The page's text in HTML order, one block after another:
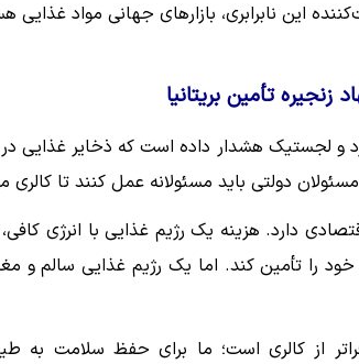
این نابرابری، بازارهای جهانی مواد غذایی
سرد و لجستیک هشدار داده است که ذخایر
دولتی باید مسئولانه عمل کنند تا کالری
دارد. هزینه یک رژیم غذایی با انرژی
خود را تأمین کند. اما یک رژیم غذایی سالم و
از کالری است؛ ما برای حفظ سلامت به